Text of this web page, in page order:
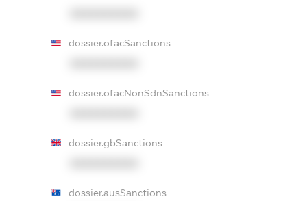
dossier.ofacSanctions
dossier.ofacNonSdnSanctions
dossier.gbSanctions
dossier.ausSanctions